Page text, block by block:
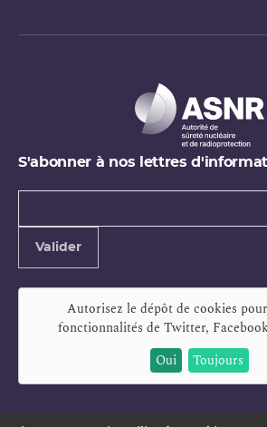
S'abonner à nos lettres
Types de
Valider
Autorisez le dépôt de cookies
fonctionnalités de Twitter,
Oui
Toujours